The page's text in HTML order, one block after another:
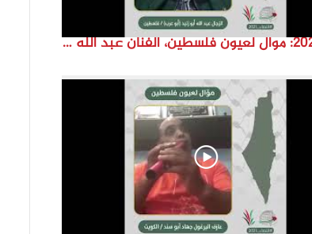
انتماء2021: موال لعيون فلسطين، الفنان عبد الله ابو زنيد، فلسطين